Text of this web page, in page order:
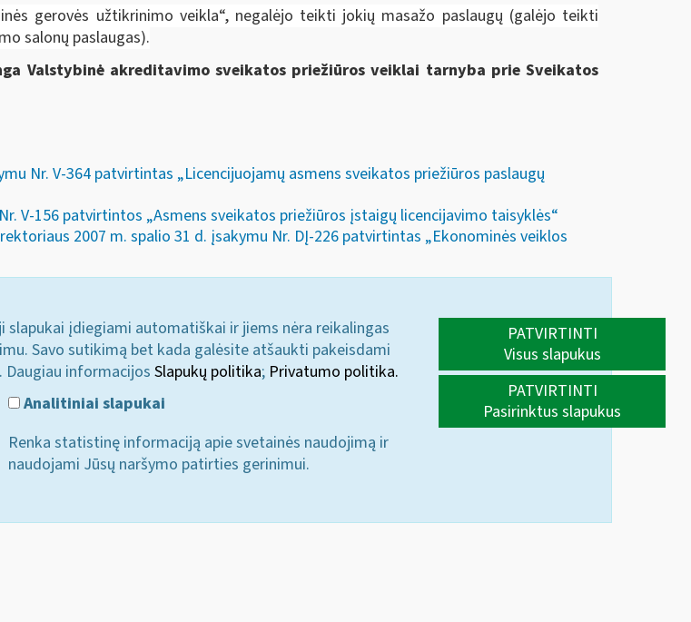
gerovės užtikrinimo veikla“, negalėjo teikti jokių masažo paslaugų (galėjo teikti
salonų paslaugas).
Valstybinė akreditavimo sveikatos priežiūros veiklai tarnyba prie Sveikatos
Nr. V-364 patvirtintas „Licencijuojamų asmens sveikatos priežiūros paslaugų
V-156 patvirtintos „Asmens sveikatos priežiūros įstaigų licencijavimo taisyklės“
2007 m. spalio 31 d. įsakymu Nr. DĮ-226 patvirtintas „Ekonominės veiklos
slapukai įdiegiami automatiškai ir jiems nėra reikalingas
Savo sutikimą bet kada galėsite atšaukti pakeisdami
informacijos Slapukų politika; Privatumo politika.
Analitiniai slapukai
Renka statistinę informaciją apie svetainės naudojimą ir
naudojami Jūsų naršymo patirties gerinimui.
PATVIRTINTI
Visus slapukus
PATVIRTINTI
Pasirinktus slapukus